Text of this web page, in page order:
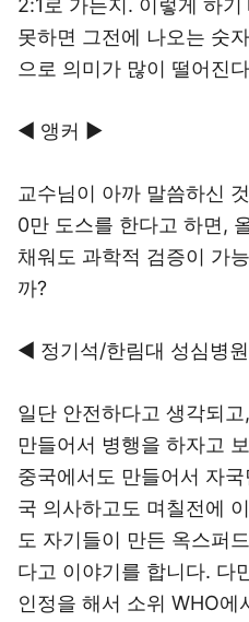
2:1로 가든지. 이렇게 하
못하면 그전에 나오는 숫
으로 의미가 많이 떨어진
◀ 앵커 ▶
교수님이 아까 말씀하신
0만 도스를 한다고 하면,
채워도 과학적 검증이 가
까?
◀ 정기석/한림대 성심병
일단 안전하다고 생각되
만들어서 병행을 하자고
중국에서도 만들어서 자
국 의사하고도 며칠전에
도 자기들이 만든 옥스퍼
다고 이야기를 합니다. 다
인정을 해서 소위 WHO에